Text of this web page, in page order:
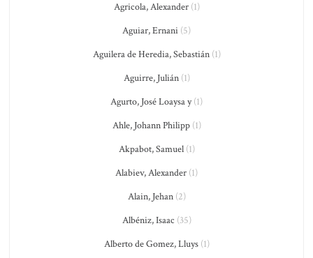
Agricola, Alexander(1)
Aguiar, Ernani (5)
Aguilera de Heredia, Sebastián(1)
Aguirre, Julián(1)
Agurto, José Loaysa y(1)
Ahle, Johann Philipp(1)
Akpabot, Samuel(1)
Alabiev, Alexander (1)
Alain, Jehan(2)
Albéniz, Isaac (35)
Alberto de Gomez, Lluys(1)